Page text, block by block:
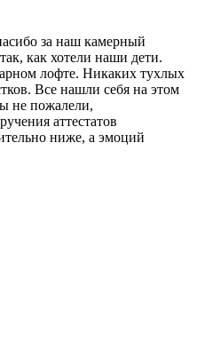
за наш камерный
как хотели наши дети.
лофте. Никаких тухлых
Все нашли себя на этом
не пожалели,
аттестатов
ниже, а эмоций